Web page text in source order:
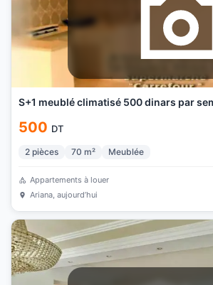
S+1 meublé climatisé 500 dinars par
500 DT
2 pièces 70 m² Meublée
Appartements à louer
Ariana, aujourd’hui